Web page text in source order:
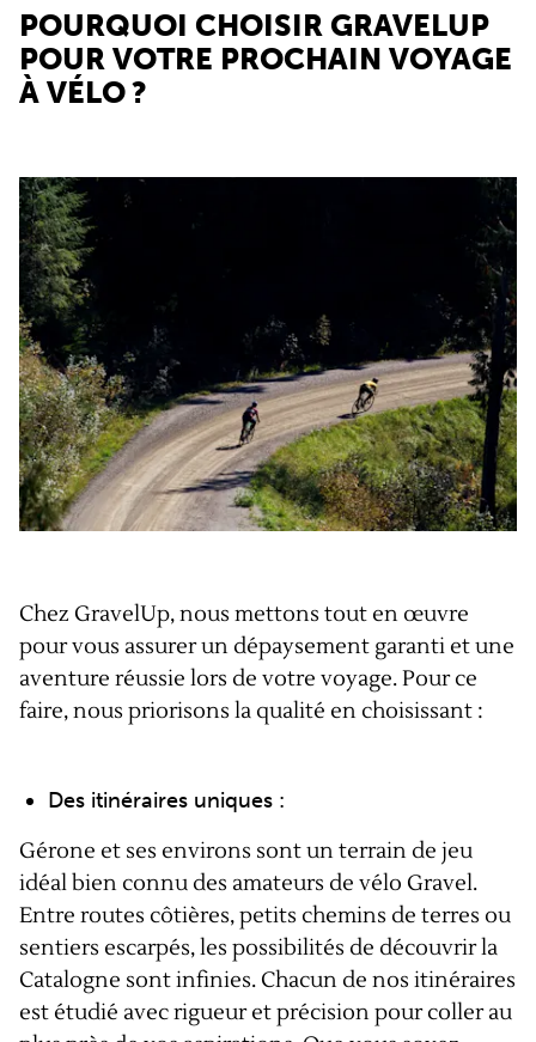
POURQUOI CHOISIR GRAVELUP
POUR VOTRE PROCHAIN VOYAGE
À VÉLO ?
Chez GravelUp, nous mettons tout en œuvre
pour vous assurer un dépaysement garanti et une
aventure réussie lors de votre voyage. Pour ce
faire, nous priorisons la qualité en choisissant :
Des itinéraires uniques :
Gérone et ses environs sont un terrain de jeu
idéal bien connu des amateurs de vélo Gravel.
Entre routes côtières, petits chemins de terres ou
sentiers escarpés, les possibilités de découvrir la
Catalogne sont infinies. Chacun de nos itinéraires
est étudié avec rigueur et précision pour coller au